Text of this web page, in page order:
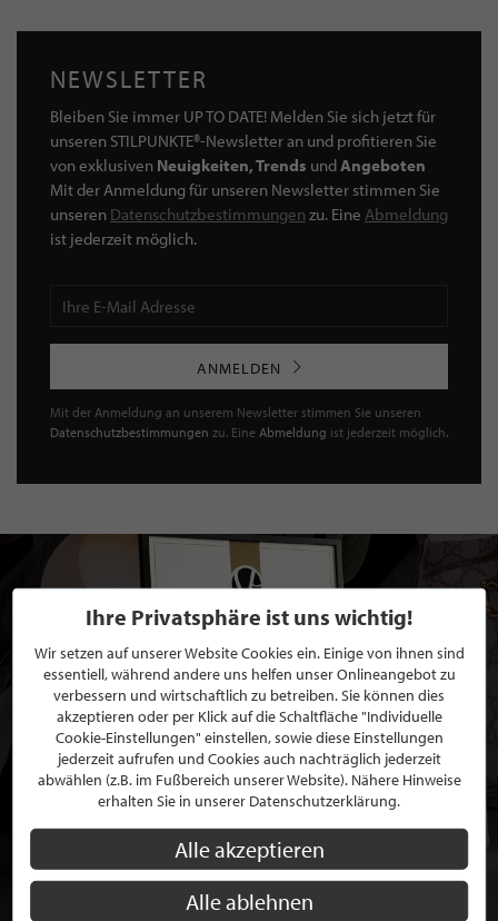
NEWSLETTER
Bleiben Sie immer UP TO DATE! Melden Sie sich jetzt für
unseren STILPUNKTE®-Newsletter an und profitieren Sie
von exklusiven Neuigkeiten, Trends undAngeboten
Mit der Anmeldung für unseren Newsletter stimmen Sie
unseren Datenschutzbestimmungen zu. Eine Abmeldung
ist jederzeit möglich.
ANMELDEN
Mit der Anmeldung an unserem Newsletter stimmen Sie unseren
Datenschutzbestimmungen zu. Eine Abmeldung ist jederzeit möglich.
BEWERBEN SIE SICH FÜR EINE GRATIS
Ihre Privatsphäre ist uns wichtig!
Wir setzen auf unserer Website Cookies ein. Einige von ihnen sind
essentiell, während andere uns helfen unser Onlineangebot zu
verbessern und wirtschaftlich zu betreiben. Sie können dies
akzeptieren oder per Klick auf die Schaltfläche "Individuelle
Cookie-Einstellungen" einstellen, sowie diese Einstellungen
jederzeit aufrufen und Cookies auch nachträglich jederzeit
abwählen (z.B. im Fußbereich unserer Website). Nähere Hinweise
erhalten Sie in unserer Datenschutzerklärung.
Alle akzeptieren
Alle ablehnen